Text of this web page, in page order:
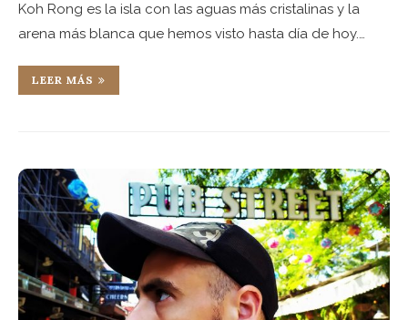
Koh Rong es la isla con las aguas más cristalinas y la
arena más blanca que hemos visto hasta día de hoy.…
LEER MÁS